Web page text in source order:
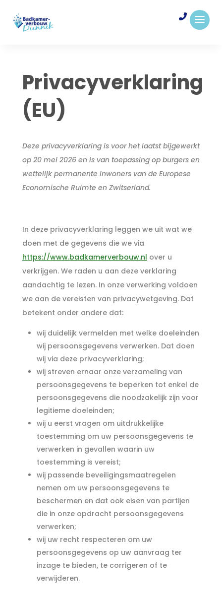
Privacyverklaring
(EU)
Deze privacyverklaring is voor het laatst bijgewerkt
op 20 mei 2026 en is van toepassing op burgers en
wettelijk permanente inwoners van de Europese
Economische Ruimte en Zwitserland.
In deze privacyverklaring leggen we uit wat we
doen met de gegevens die we via
https://www.badkamerverbouw.nl over u
verkrijgen. We raden u aan deze verklaring
aandachtig te lezen. In onze verwerking voldoen
we aan de vereisten van privacywetgeving. Dat
betekent onder andere dat:
wij duidelijk vermelden met welke doeleinden
wij persoonsgegevens verwerken. Dat doen
wij via deze privacyverklaring;
wij streven ernaar onze verzameling van
persoonsgegevens te beperken tot enkel de
persoonsgegevens die noodzakelijk zijn voor
legitieme doeleinden;
wij u eerst vragen om uitdrukkelijke
toestemming om uw persoonsgegevens te
verwerken in gevallen waarin uw
toestemming is vereist;
wij passende beveiligingsmaatregelen
nemen om uw persoonsgegevens te
beschermen en dat ook eisen van partijen
die in onze opdracht persoonsgegevens
verwerken;
wij uw recht respecteren om uw
persoonsgegevens op uw aanvraag ter
inzage te bieden, te corrigeren of te
verwijderen.